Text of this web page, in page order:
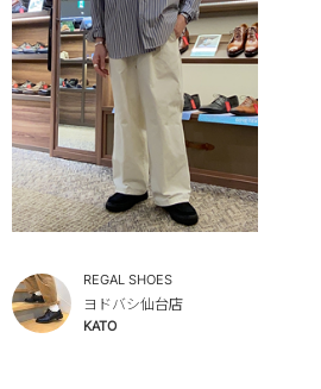
REGAL SHOES
ヨドバシ仙台店
KATO